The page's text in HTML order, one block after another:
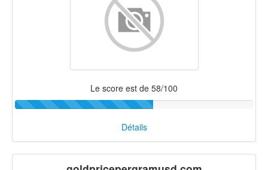
Le score est de 58/100
Détails